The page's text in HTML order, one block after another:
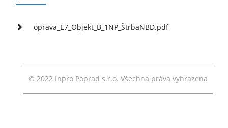
oprava_E7_Objekt_B_1NP_ŠtrbaNBD.pdf
© 2022 Inpro Poprad s.r.o. Všechna práva vyhrazena